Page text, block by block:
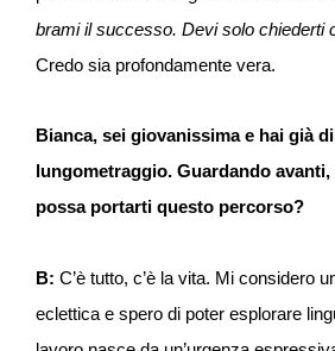
brami il successo. Devi solo chiederti
Credo sia profondamente vera.
Bianca, sei giovanissima e hai già
lungometraggio. Guardando
possa portarti questo percorso?
B: C’è tutto, c’è la vita. Mi considero
eclettica e spero di poter esplorare